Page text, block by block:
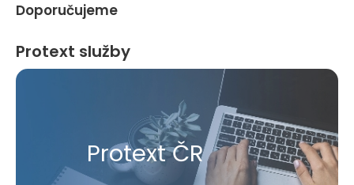
Doporučujeme
Protext služby
Protext ČR